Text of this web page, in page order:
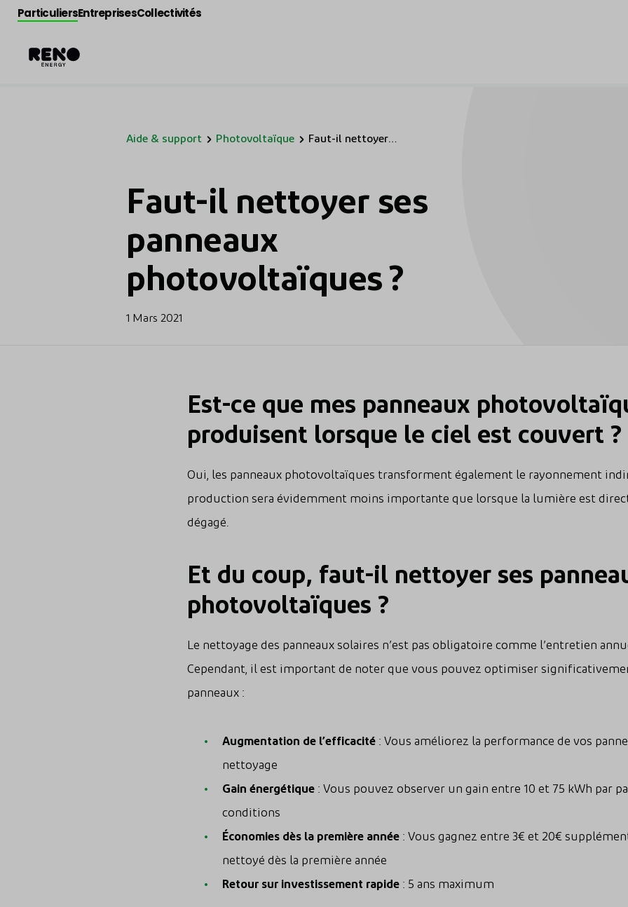
ParticuliersEntreprisesCollectivités
Aide & support Photovoltaïque
Faut-il nettoyer
ses panneaux
Faut-il nettoyer ses
panneaux
photovoltaïques ?
1 Mars 2021
Est-ce que mes panneaux
produisent lorsque le ciel est couvert ?
Oui, les panneaux photovoltaïques transforment également le rayonnement
production sera évidemment moins importante que lorsque la lumière est
dégagé.
Et du coup, faut-il nettoyer ses
photovoltaïques ?
Le nettoyage des panneaux solaires n’est pas obligatoire comme l’entretien
Cependant, il est important de noter que vous pouvez optimiser
panneaux :
Augmentation de l’efficacité : Vous améliorez la performance de vos
nettoyage
Gain énergétique : Vous pouvez observer un gain entre 10 et 75 kWh par
conditions
Économies dès la première année : Vous gagnez entre 3€ et 20€
nettoyé dès la première année
Retour sur investissement rapide : 5 ans maximum